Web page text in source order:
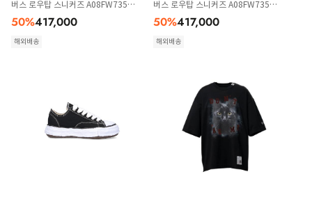
버스 로우탑 스니커즈 A08FW735
BLACK
50%417,000
해외배송
버스 로우탑 스니커즈 A08FW735
WHITE
50%417,000
해외배송